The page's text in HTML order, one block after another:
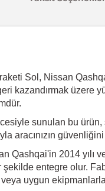
Sol, Nissan
kazandırmak üzere
sunulan bu ürün,
aracınızın
Qashqai'in 2014 yılı
entegre olur.
veya uygun